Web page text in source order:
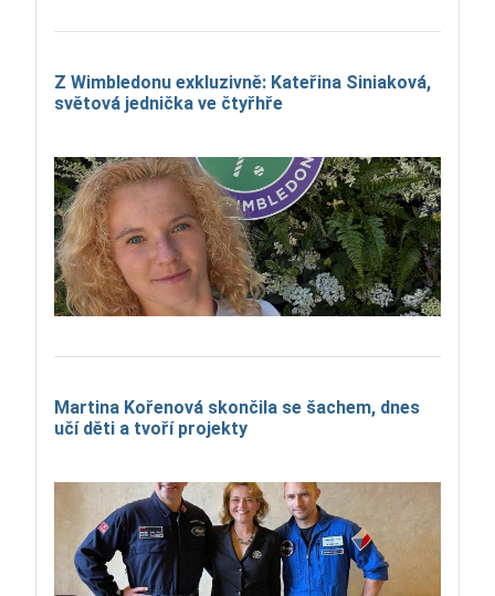
Z Wimbledonu exkluzivně: Kateřina Siniaková,
světová jednička ve čtyřhře
Martina Kořenová skončila se šachem, dnes
učí děti a tvoří projekty